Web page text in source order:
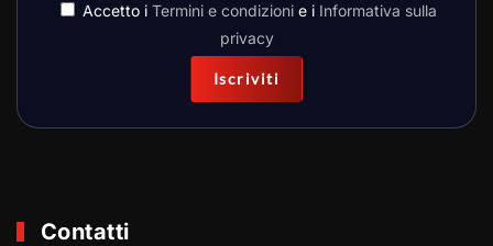
Accetto i Termini e condizioni e i Informativa sulla
privacy
Iscriviti
Contatti